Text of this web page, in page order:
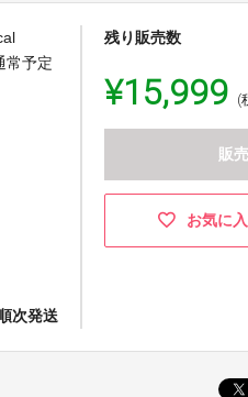
常予定
次発送
残り販売数
¥15,999 (
販
お気に